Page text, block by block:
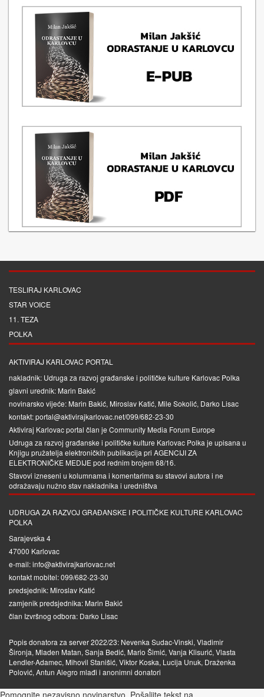
TESLIRAJ KARLOVAC
STAR VOICE
11. TEZA
POLKA
AKTIVIRAJ KARLOVAC PORTAL
nakladnik: Udruga za razvoj građanske i političke kulture Karlovac Polka
glavni urednik: Marin Bakić
novinarsko vijeće: Marin Bakić, Miroslav Katić, Mile Sokolić, Darko Lisac
kontakt: portal@aktivirajkarlovac.net/099/682-23-30
Aktiviraj Karlovac portal član je Community Media Forum Europe
Udruga za razvoj građanske i političke kulture Karlovac Polka je upisana u
Knjigu pružatelja elektroničkih publikacija pri AGENCIJI ZA
ELEKTRONIČKE MEDIJEpod rednim brojem 68/16.
Stavovi izneseni u kolumnama i komentarima su stavovi autora i ne
odražavaju nužno stav nakladnika i uredništva
UDRUGA ZA RAZVOJ GRAĐANSKE I POLITIČKE KULTURE KARLOVAC
POLKA
Sarajevska 4
47000 Karlovac
e-mail: info@aktivirajkarlovac.net
kontakt mobitel: 099/682-23-30
predsjednik: Miroslav Katić
zamjenik predsjednika: Marin Bakić
član Izvršnog odbora: Darko Lisac
Popis donatora za server 2022/23: Nevenka Sudac-Vinski, Vladimir
Šironja, Mladen Matan, Sanja Bedić, Mario Šimić, Vanja Klisurić, Vlasta
Lendler-Adamec, Mihovil Stanišić, Viktor Koska, Lucija Unuk, Draženka
Polović, Antun Alegro mlađi i anonimni donatori
Pomognite nezavisno novinarstvo. Pošaljite tekst na